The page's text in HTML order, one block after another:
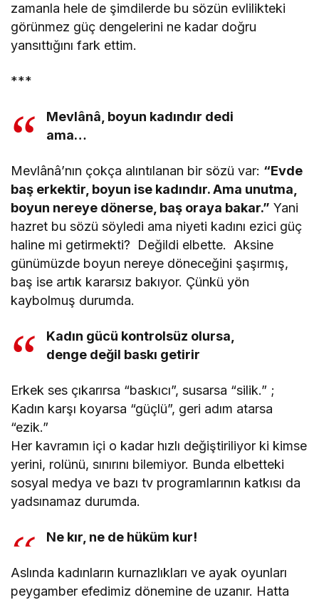
zamanla hele de şimdilerde bu sözün evlilikteki
görünmez güç dengelerini ne kadar doğru
yansıttığını fark ettim.
***
Mevlânâ, boyun kadındır dedi
ama…
Mevlânâ’nın çokça alıntılanan bir sözü var: “Evde
baş erkektir, boyun ise kadındır. Ama unutma,
boyun nereye dönerse, baş oraya bakar.” Yani
hazret bu sözü söyledi ama niyeti kadını ezici güç
haline mi getirmekti? Değildi elbette. Aksine
günümüzde boyun nereye döneceğini şaşırmış,
baş ise artık kararsız bakıyor. Çünkü yön
kaybolmuş durumda.
Kadın gücü kontrolsüz olursa,
denge değil baskı getirir
Erkek ses çıkarırsa “baskıcı”, susarsa “silik.” ;
Kadın karşı koyarsa “güçlü”, geri adım atarsa
“ezik.”
Her kavramın içi o kadar hızlı değiştiriliyor ki kimse
yerini, rolünü, sınırını bilemiyor. Bunda elbetteki
sosyal medya ve bazı tv programlarının katkısı da
yadsınamaz durumda.
Ne kır, ne de hüküm kur!
Aslında kadınların kurnazlıkları ve ayak oyunları
peygamber efedimiz dönemine de uzanır. Hatta